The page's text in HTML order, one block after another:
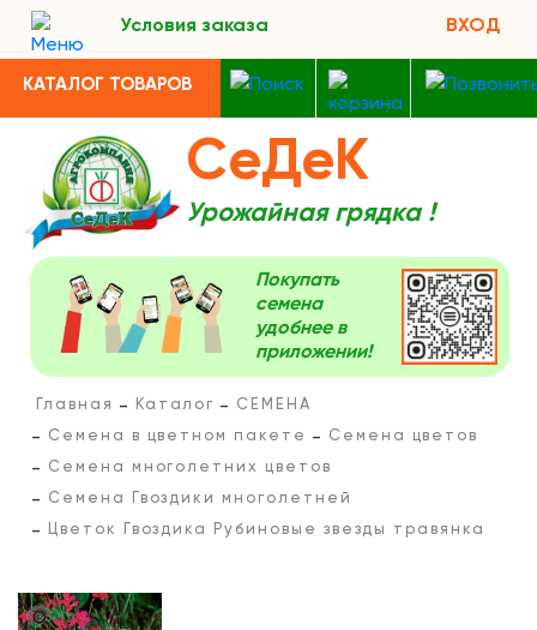
Условия заказа ВХОД
КАТАЛОГ ТОВАРОВ
СеДеК
Урожайная грядка !
Покупать
семена
удобнее в
приложении!
Главная Каталог
СЕМЕНА
Семена в цветном пакете
Семена цветов
Семена многолетних цветов
Семена Гвоздики многолетней
Цветок Гвоздика Рубиновые звезды травянка